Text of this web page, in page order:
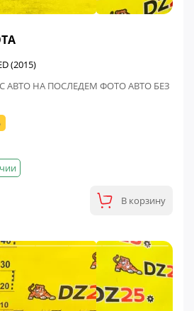
(2015)
АВТО НА ПОСЛЕДЕМ ФОТО АВТО БЕЗ
В корзину